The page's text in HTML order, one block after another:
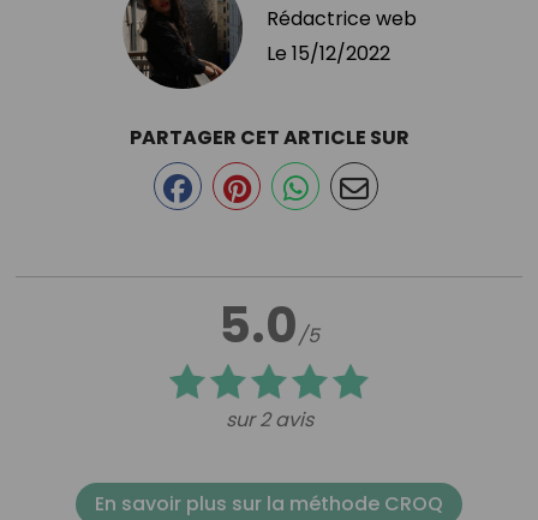
Rédactrice web
Le 15/12/2022
5.0/5
sur 2 avis
PARTAGER CET ARTICLE SUR
En savoir plus sur la méthode CROQ